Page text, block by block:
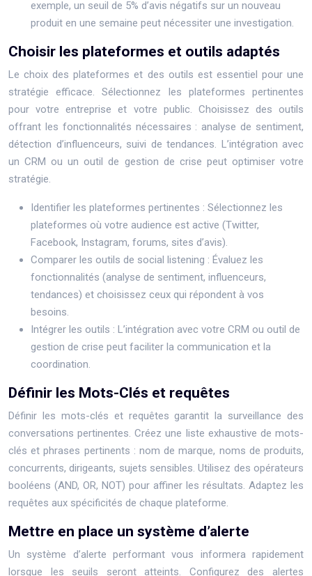
exemple, un seuil de 5% d’avis négatifs sur un nouveau
produit en une semaine peut nécessiter une investigation.
Choisir les plateformes et outils adaptés
Le choix des plateformes et des outils est essentiel pour une
stratégie efficace. Sélectionnez les plateformes pertinentes
pour votre entreprise et votre public. Choisissez des outils
offrant les fonctionnalités nécessaires : analyse de sentiment,
détection d’influenceurs, suivi de tendances. L’intégration avec
un CRM ou un outil de gestion de crise peut optimiser votre
stratégie.
Identifier les plateformes pertinentes : Sélectionnez les
plateformes où votre audience est active (Twitter,
Facebook, Instagram, forums, sites d’avis).
Comparer les outils de social listening : Évaluez les
fonctionnalités (analyse de sentiment, influenceurs,
tendances) et choisissez ceux qui répondent à vos
besoins.
Intégrer les outils : L’intégration avec votre CRM ou outil de
gestion de crise peut faciliter la communication et la
coordination.
Définir les Mots-Clés et requêtes
Définir les mots-clés et requêtes garantit la surveillance des
conversations pertinentes. Créez une liste exhaustive de mots-
clés et phrases pertinents : nom de marque, noms de produits,
concurrents, dirigeants, sujets sensibles. Utilisez des opérateurs
booléens (AND, OR, NOT) pour affiner les résultats. Adaptez les
requêtes aux spécificités de chaque plateforme.
Mettre en place un système d’alerte
Un système d’alerte performant vous informera rapidement
lorsque les seuils seront atteints. Configurez des alertes